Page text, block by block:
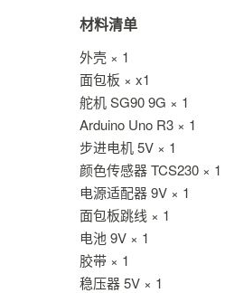
材料清单
外壳 × 1
面包板 × x1
舵机 SG90 9G × 1
Arduino Uno R3 × 1
步进电机 5V × 1
颜色传感器 TCS230 × 1
电源适配器 9V × 1
面包板跳线 × 1
电池 9V × 1
胶带 × 1
稳压器 5V × 1